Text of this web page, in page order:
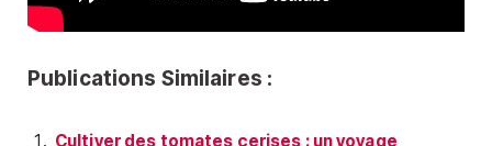
Publications Similaires :
Cultiver des tomates cerises : un voyage